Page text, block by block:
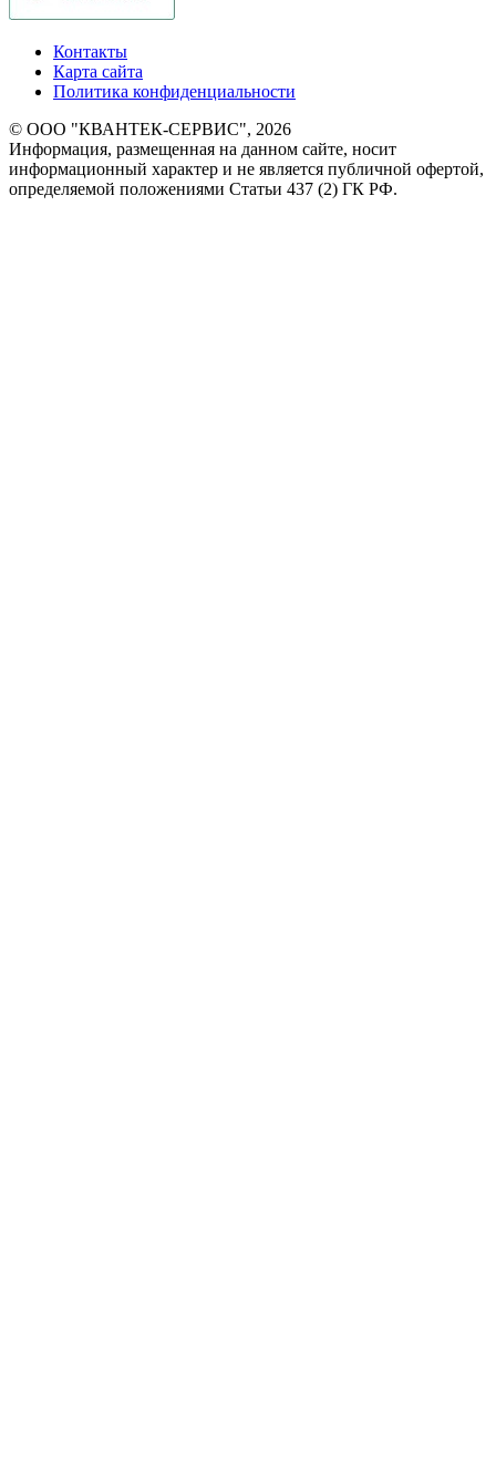
Контакты
Карта сайта
Политика конфиденциальности
© ООО "КВАНТЕК-СЕРВИС", 2026
Информация, размещенная на данном сайте, носит
информационный характер и не является публичной офертой,
определяемой положениями Статьи 437 (2) ГК РФ.